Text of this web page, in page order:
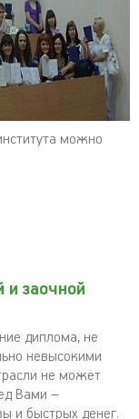
можно
и заочной
диплома, не
невысокими
не может
Вами –
и быстрых денег.